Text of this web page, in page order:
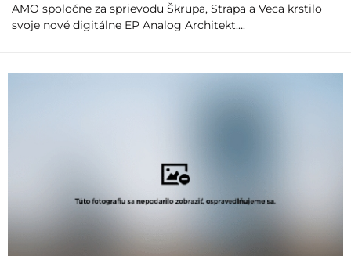
AMO spoločne za sprievodu Škrupa, Strapa a Veca krstilo
svoje nové digitálne EP Analog Architekt….